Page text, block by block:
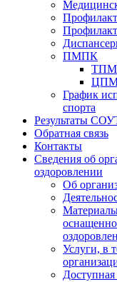
ПМПК
График
спорта
Результаты
Обратная связь
Контакты
Сведения об
оздоровлении
Об
Услуги, в
Доступная